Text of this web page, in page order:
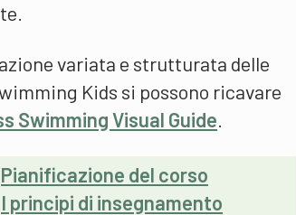
variata e strutturata delle
Kids si possono ricavare
Swimming Visual Guide
Pianificazione del corso
I principi di insegnamento